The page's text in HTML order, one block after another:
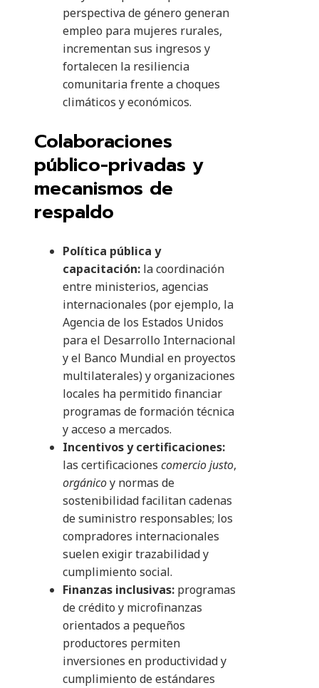
perspectiva de género generan
empleo para mujeres rurales,
incrementan sus ingresos y
fortalecen la resiliencia
comunitaria frente a choques
climáticos y económicos.
Colaboraciones
público-privadas y
mecanismos de
respaldo
Política pública y
capacitación: la coordinación
entre ministerios, agencias
internacionales (por ejemplo, la
Agencia de los Estados Unidos
para el Desarrollo Internacional
y el Banco Mundial en proyectos
multilaterales) y organizaciones
locales ha permitido financiar
programas de formación técnica
y acceso a mercados.
Incentivos y certificaciones:
las certificaciones comercio justo,
orgánicoy normas de
sostenibilidad facilitan cadenas
de suministro responsables; los
compradores internacionales
suelen exigir trazabilidad y
cumplimiento social.
Finanzas inclusivas: programas
de crédito y microfinanzas
orientados a pequeños
productores permiten
inversiones en productividad y
cumplimiento de estándares